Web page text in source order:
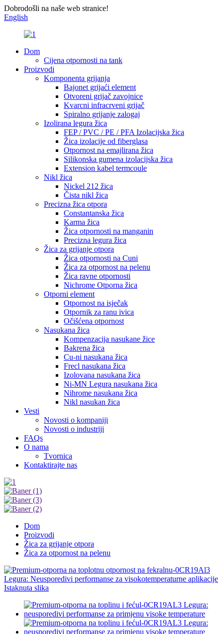
Dobrodošli na naše web stranice!
English
Dom
Cijena otpornosti na tank
Proizvodi
Komponenta grijanja
Bajonet grijaći element
Otvoreni grijač zavojnice
Kvarcni infracrveni grijač
Spiralno grijanje zalogaj
Izolirana legura žica
FEP / PVC / PE / PFA Izolacijska žica
Žica izolacije od fiberglasa
Otpornost na emajlirana žica
Silikonska gumena izolacijska žica
Extension kabel termcoule
Nikl žica
Nickel 212 žica
Čista nikl žica
Precizna žica otpora
Constantanska žica
Karma žica
Žica otpornosti na manganin
Precizna legura žica
Žica za grijanje otpora
Žica otpornosti na Cuni
Žica za otpornost na pelenu
Žica ravne otpornosti
Nichrome Otporna žica
Otporni element
Otpornost na isječak
Otpornik za ranu ivica
Očišćena otpornost
Nasukana žica
Kompenzacija nasukane žice
Bakrena žica
Cu-ni nasukana žica
Frecl nasukana žica
Izolovana nasukana žica
Ni-MN Legura nasukana žica
Nihrome nasukana žica
Nikl nasukan žica
Vesti
Novosti o kompaniji
Novosti o industriji
FAQs
O nama
Tvornica
Kontaktirajte nas
Dom
Proizvodi
Žica za grijanje otpora
Žica za otpornost na pelenu